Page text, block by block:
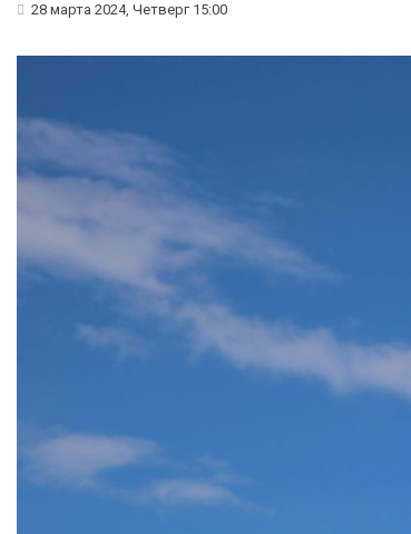
28 марта 2024, Четверг 15:00